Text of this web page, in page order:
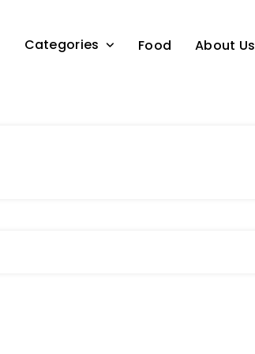
Categories Food About Us